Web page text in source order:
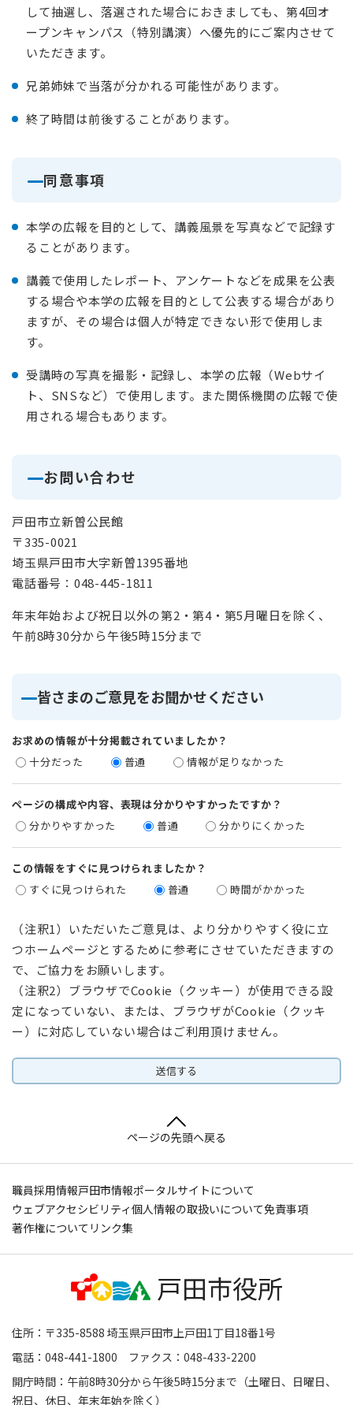
して抽選し、落選された場合におきましても、第4回オ
ープンキャンパス（特別講演）へ優先的にご案内させて
いただきます。
兄弟姉妹で当落が分かれる可能性があります。
終了時間は前後することがあります。
同意事項
本学の広報を目的として、講義風景を写真などで記録す
ることがあります。
講義で使用したレポート、アンケートなどを成果を公表
する場合や本学の広報を目的として公表する場合があり
ますが、その場合は個人が特定できない形で使用しま
す。
受講時の写真を撮影・記録し、本学の広報（Webサイ
ト、SNSなど）で使用します。また関係機関の広報で使
用される場合もあります。
お問い合わせ
戸田市立新曽公民館
〒335-0021
埼玉県戸田市大字新曽1395番地
電話番号：048-445-1811
年末年始および祝日以外の第2・第4・第5月曜日を除く、
午前8時30分から午後5時15分まで
皆さまのご意見をお聞かせください
お求めの情報が十分掲載されていましたか？
十分だった
普通 情報が足りなかった
ページの構成や内容、表現は分かりやすかったですか？
分かりやすかった
普通 分かりにくかった
この情報をすぐに見つけられましたか？
すぐに見つけられた
普通 時間がかかった
（注釈1）いただいたご意見は、より分かりやすく役に立
つホームページとするために参考にさせていただきますの
で、ご協力をお願いします。
（注釈2）ブラウザでCookie（クッキー）が使用できる設
定になっていない、または、ブラウザがCookie（クッキ
ー）に対応していない場合はご利用頂けません。
ページの先頭へ戻る
職員採用情報戸田市情報ポータルサイトについて
ウェブアクセシビリティ個人情報の取扱いについて免責事項
著作権について リンク集
住所：〒335-8588 埼玉県戸田市上戸田1丁目18番1号
電話：048-441-1800 ファクス：048-433-2200
開庁時間：午前8時30分から午後5時15分まで（土曜日、日曜日、
祝日、休日、年末年始を除く）